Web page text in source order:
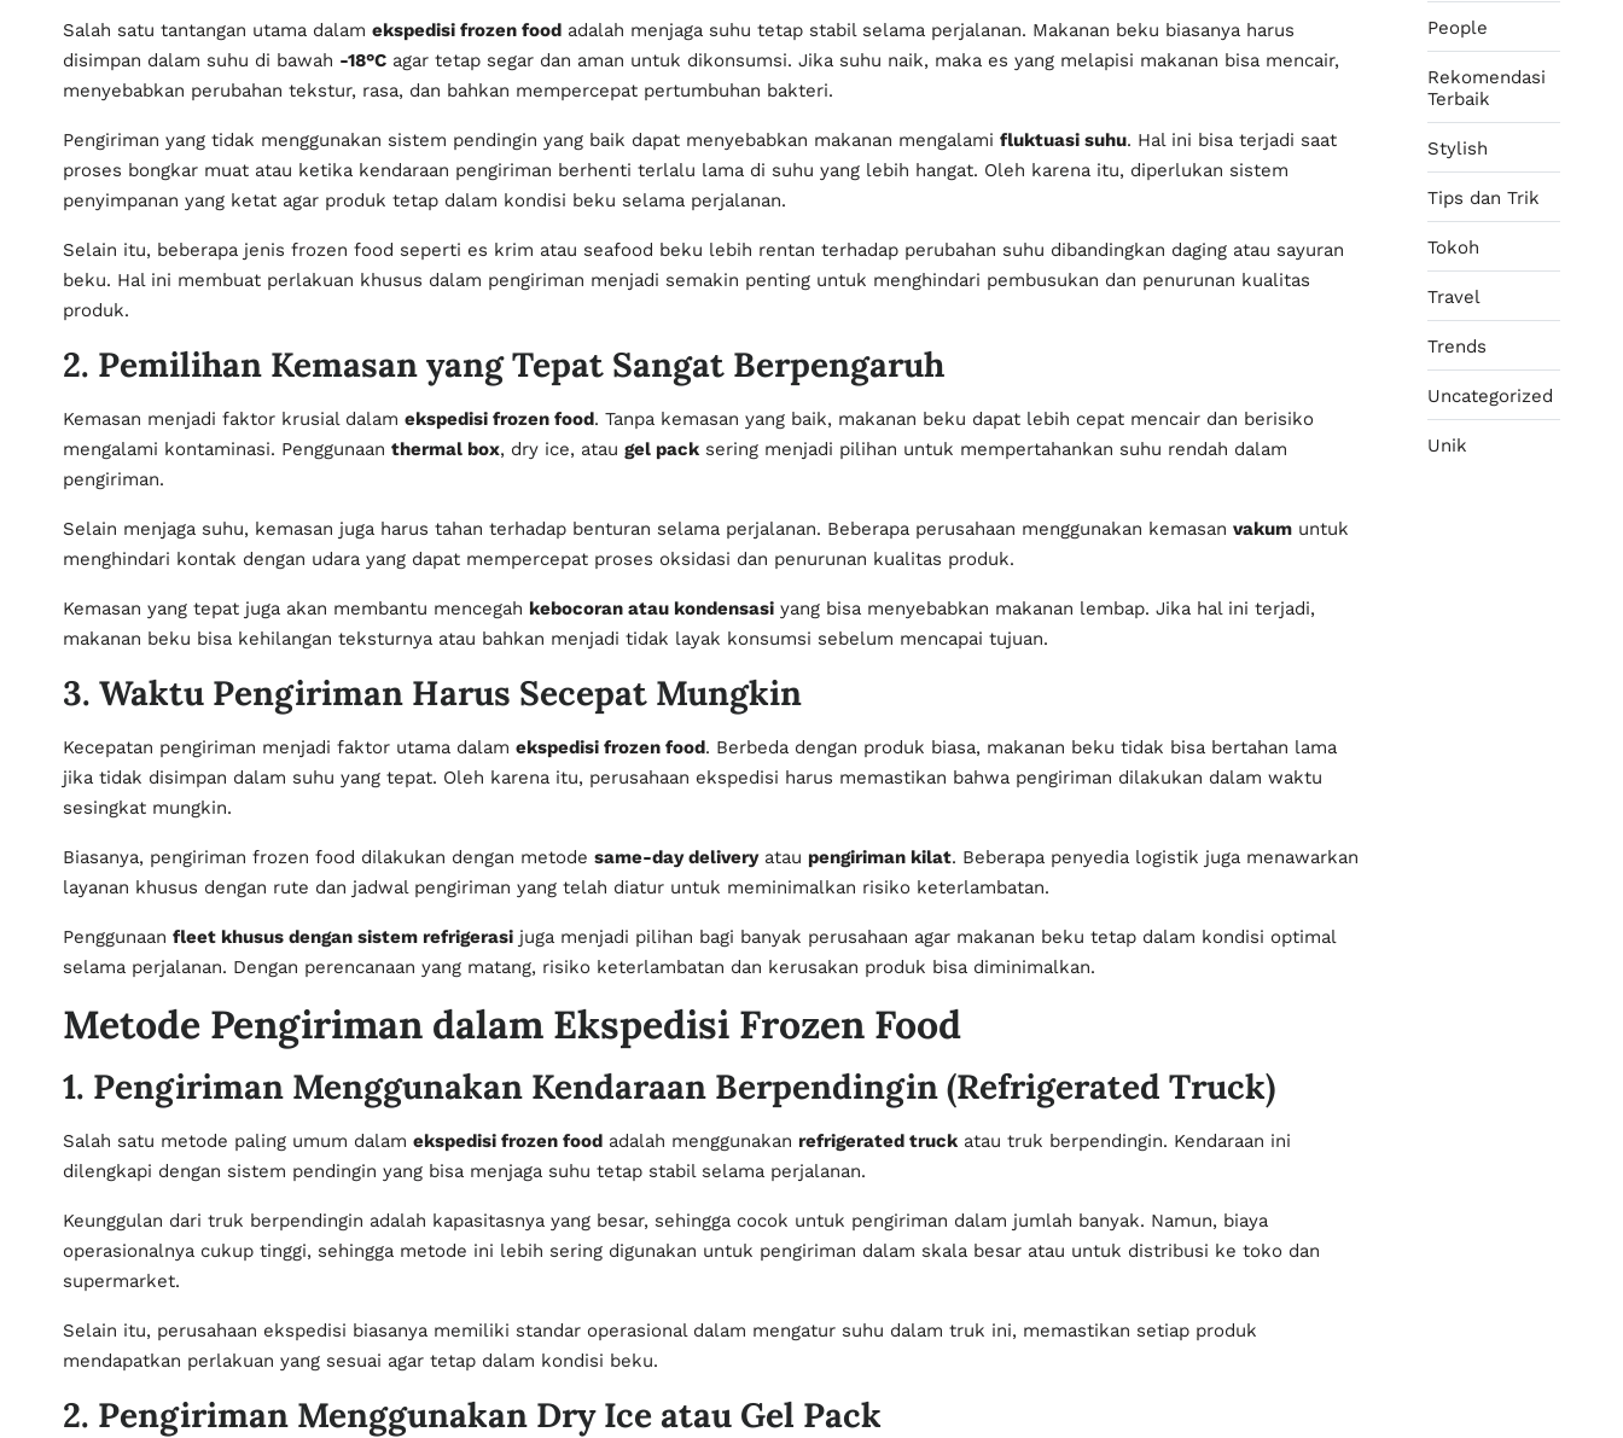
Salah satu tantangan utama dalam ekspedisi frozen food adalah menjaga suhu tetap stabil selama perjalanan. Makanan beku biasanya harus
disimpan dalam suhu di bawah -18°C agar tetap segar dan aman untuk dikonsumsi. Jika suhu naik, maka es yang melapisi makanan bisa mencair,
menyebabkan perubahan tekstur, rasa, dan bahkan mempercepat pertumbuhan bakteri.
Pengiriman yang tidak menggunakan sistem pendingin yang baik dapat menyebabkan makanan mengalami fluktuasi suhu. Hal ini bisa terjadi saat
proses bongkar muat atau ketika kendaraan pengiriman berhenti terlalu lama di suhu yang lebih hangat. Oleh karena itu, diperlukan sistem
penyimpanan yang ketat agar produk tetap dalam kondisi beku selama perjalanan.
Selain itu, beberapa jenis frozen food seperti es krim atau seafood beku lebih rentan terhadap perubahan suhu dibandingkan daging atau sayuran
beku. Hal ini membuat perlakuan khusus dalam pengiriman menjadi semakin penting untuk menghindari pembusukan dan penurunan kualitas
produk.
2. Pemilihan Kemasan yang Tepat Sangat Berpengaruh
Kemasan menjadi faktor krusial dalam ekspedisi frozen food. Tanpa kemasan yang baik, makanan beku dapat lebih cepat mencair dan berisiko
mengalami kontaminasi. Penggunaan thermal box, dry ice, atau gel pack sering menjadi pilihan untuk mempertahankan suhu rendah dalam
pengiriman.
Selain menjaga suhu, kemasan juga harus tahan terhadap benturan selama perjalanan. Beberapa perusahaan menggunakan kemasan vakum untuk
menghindari kontak dengan udara yang dapat mempercepat proses oksidasi dan penurunan kualitas produk.
Kemasan yang tepat juga akan membantu mencegah kebocoran atau kondensasi yang bisa menyebabkan makanan lembap. Jika hal ini terjadi,
makanan beku bisa kehilangan teksturnya atau bahkan menjadi tidak layak konsumsi sebelum mencapai tujuan.
3. Waktu Pengiriman Harus Secepat Mungkin
Kecepatan pengiriman menjadi faktor utama dalam ekspedisi frozen food. Berbeda dengan produk biasa, makanan beku tidak bisa bertahan lama
jika tidak disimpan dalam suhu yang tepat. Oleh karena itu, perusahaan ekspedisi harus memastikan bahwa pengiriman dilakukan dalam waktu
sesingkat mungkin.
Biasanya, pengiriman frozen food dilakukan dengan metode same-day deliveryatau pengiriman kilat. Beberapa penyedia logistik juga menawarkan
layanan khusus dengan rute dan jadwal pengiriman yang telah diatur untuk meminimalkan risiko keterlambatan.
Penggunaan fleet khusus dengan sistem refrigerasi juga menjadi pilihan bagi banyak perusahaan agar makanan beku tetap dalam kondisi optimal
selama perjalanan. Dengan perencanaan yang matang, risiko keterlambatan dan kerusakan produk bisa diminimalkan.
Metode Pengiriman dalam Ekspedisi Frozen Food
1. Pengiriman Menggunakan Kendaraan Berpendingin (Refrigerated Truck)
Salah satu metode paling umum dalam ekspedisi frozen food adalah menggunakan refrigerated truck atau truk berpendingin. Kendaraan ini
dilengkapi dengan sistem pendingin yang bisa menjaga suhu tetap stabil selama perjalanan.
Keunggulan dari truk berpendingin adalah kapasitasnya yang besar, sehingga cocok untuk pengiriman dalam jumlah banyak. Namun, biaya
operasionalnya cukup tinggi, sehingga metode ini lebih sering digunakan untuk pengiriman dalam skala besar atau untuk distribusi ke toko dan
supermarket.
Selain itu, perusahaan ekspedisi biasanya memiliki standar operasional dalam mengatur suhu dalam truk ini, memastikan setiap produk
mendapatkan perlakuan yang sesuai agar tetap dalam kondisi beku.
2. Pengiriman Menggunakan Dry Ice atau Gel Pack
People
Rekomendasi
Terbaik
Stylish
Tips dan Trik
Tokoh
Travel
Trends
Uncategorized
Unik